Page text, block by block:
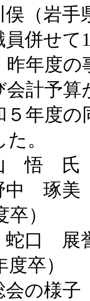
（岩手
併せて
度の
会計予
度の
。
氏（
琢美
）
口 展
卒）
の様